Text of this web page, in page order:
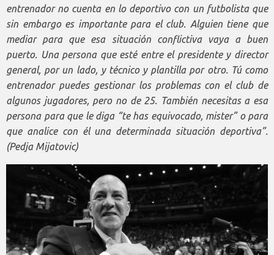
entrenador no cuenta en lo deportivo con un futbolista que
sin embargo es importante para el club. Alguien tiene que
mediar para que esa situación conflictiva vaya a buen
puerto. Una persona que esté entre el presidente y director
general, por un lado, y técnico y plantilla por otro. Tú como
entrenador puedes gestionar los problemas con el club de
algunos jugadores, pero no de 25. También necesitas a esa
persona para que le diga “te has equivocado, mister” o para
que analice con él una determinada situación deportiva”.
(Pedja Mijatovic)